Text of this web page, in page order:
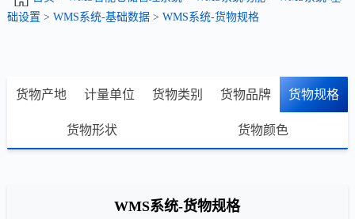
础设置 > WMS系统-基础数据> WMS系统-货物规格
货物产地 计量单位 货物类别 货物品牌 货物规格
货物形状 货物颜色
WMS系统-货物规格